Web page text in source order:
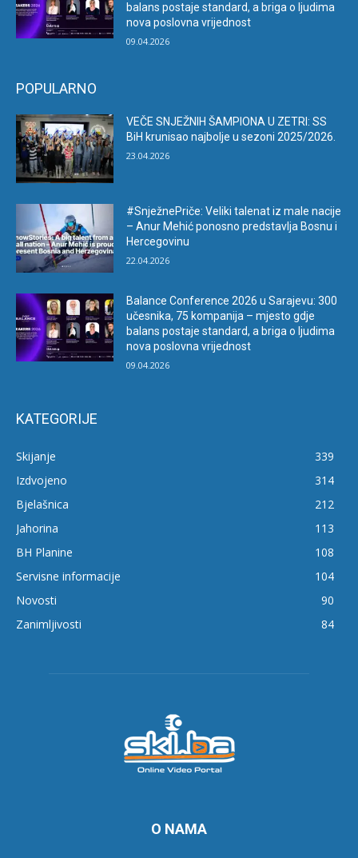
balans postaje standard, a briga o ljudima
nova poslovna vrijednost
09.04.2026
POPULARNO
VEČE SNJEŽNIH ŠAMPIONA U ZETRI: SS
BiH krunisao najbolje u sezoni 2025/2026.
23.04.2026
#SnježnePriče: Veliki talenat iz male nacije
– Anur Mehić ponosno predstavlja Bosnu i
Hercegovinu
22.04.2026
Balance Conference 2026 u Sarajevu: 300
učesnika, 75 kompanija – mjesto gdje
balans postaje standard, a briga o ljudima
nova poslovna vrijednost
09.04.2026
KATEGORIJE
Skijanje
339
Izdvojeno
314
Bjelašnica
212
Jahorina
113
BH Planine
108
Servisne informacije
104
Novosti
90
Zanimljivosti
84
O NAMA